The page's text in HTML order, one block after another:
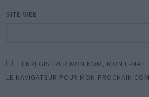
SITE WEB
ENREGISTRER MON NOM, MON E-MAIL
LE NAVIGATEUR POUR MON PROCHAIN